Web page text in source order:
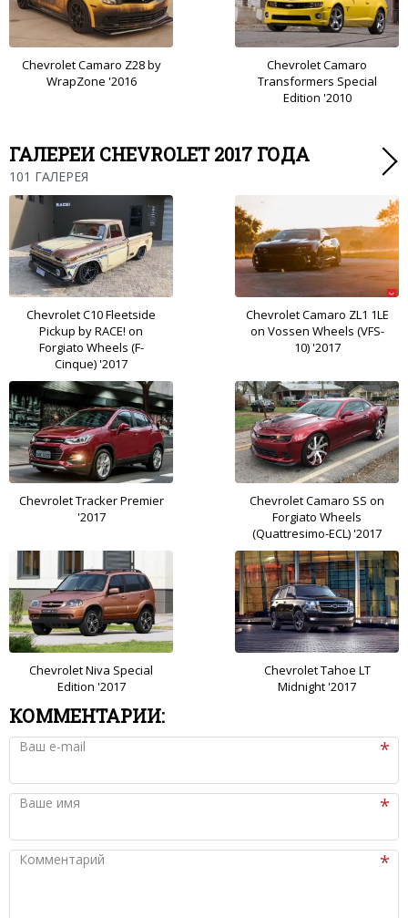
Chevrolet Camaro Z28 by
WrapZone '2016
Chevrolet Camaro
Transformers Special
Edition '2010
ГАЛЕРЕИ CHEVROLET 2017 ГОДА
101 ГАЛЕРЕЯ
Chevrolet C10 Fleetside
Pickup by RACE! on
Forgiato Wheels (F-
Cinque) '2017
Chevrolet Camaro ZL1 1LE
on Vossen Wheels (VFS-
10) '2017
Chevrolet Tracker Premier
'2017
Chevrolet Camaro SS on
Forgiato Wheels
(Quattresimo-ECL) '2017
Chevrolet Niva Special
Edition '2017
Chevrolet Tahoe LT
Midnight '2017
КОММЕНТАРИИ:
Ваш e-mail
Ваше имя
Комментарий